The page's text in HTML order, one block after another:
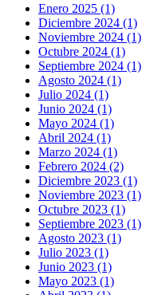
Enero 2025 (1)
Diciembre 2024 (1)
Noviembre 2024 (1)
Octubre 2024 (1)
Septiembre 2024 (1)
Agosto 2024 (1)
Julio 2024 (1)
Junio 2024 (1)
Mayo 2024 (1)
Abril 2024 (1)
Marzo 2024 (1)
Febrero 2024 (2)
Diciembre 2023 (1)
Noviembre 2023 (1)
Octubre 2023 (1)
Septiembre 2023 (1)
Agosto 2023 (1)
Julio 2023 (1)
Junio 2023 (1)
Mayo 2023 (1)